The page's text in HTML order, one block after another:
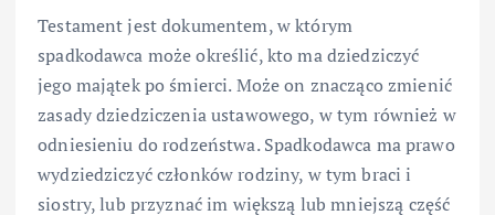
Testament jest dokumentem, w którym
spadkodawca może określić, kto ma dziedziczyć
jego majątek po śmierci. Może on znacząco zmienić
zasady dziedziczenia ustawowego, w tym również w
odniesieniu do rodzeństwa. Spadkodawca ma prawo
wydziedziczyć członków rodziny, w tym braci i
siostry, lub przyznać im większą lub mniejszą część